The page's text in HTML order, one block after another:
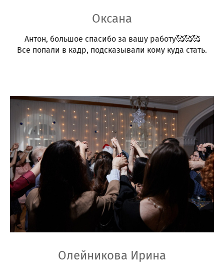
Оксана
Антон, большое спасибо за вашу работу🥰🥰🥰
Все попали в кадр, подсказывали кому куда стать.
Олейникова Ирина